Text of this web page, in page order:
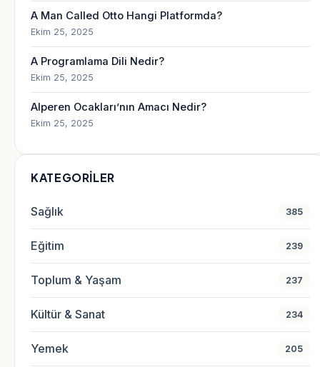
A Man Called Otto Hangi Platformda?
Ekim 25, 2025
A Programlama Dili Nedir?
Ekim 25, 2025
Alperen Ocakları’nın Amacı Nedir?
Ekim 25, 2025
KATEGORILER
Sağlık 385
Eğitim 239
Toplum & Yaşam 237
Kültür & Sanat 234
Yemek 205